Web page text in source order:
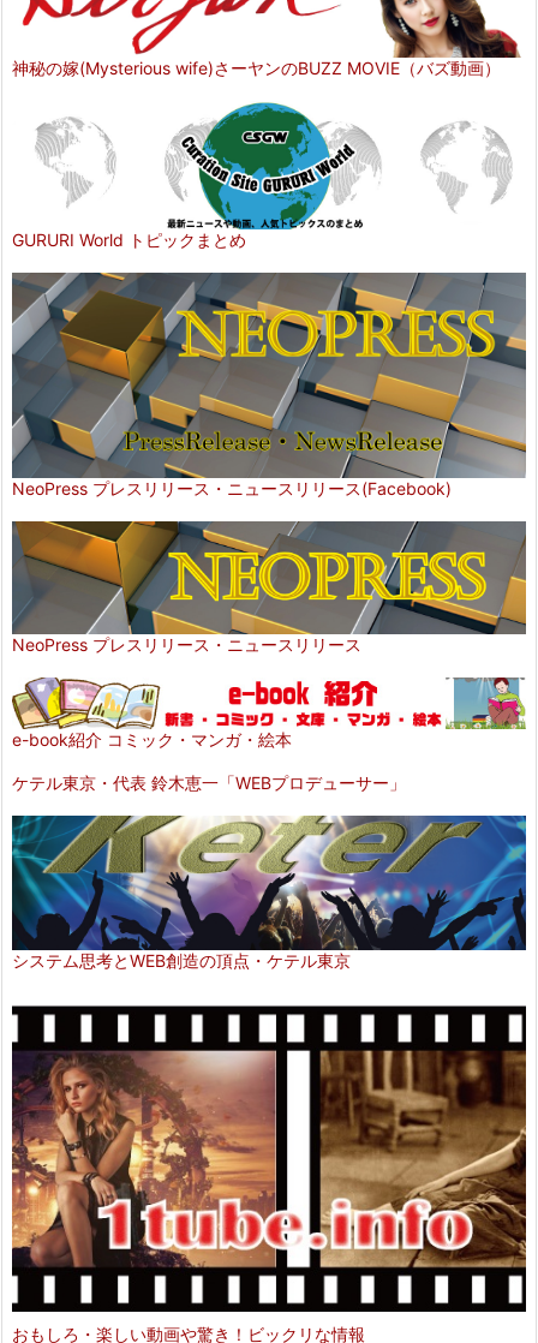
神秘の嫁(Mysterious wife)さーヤンのBUZZ MOVIE（バズ動画）
GURURI World トピックまとめ
NeoPress プレスリリース・ニュースリリース(Facebook)
NeoPress プレスリリース・ニュースリリース
e-book紹介 コミック・マンガ・絵本
ケテル東京・代表 鈴木恵一「WEBプロデューサー」
システム思考とWEB創造の頂点・ケテル東京
おもしろ・楽しい動画や驚き！ビックリな情報